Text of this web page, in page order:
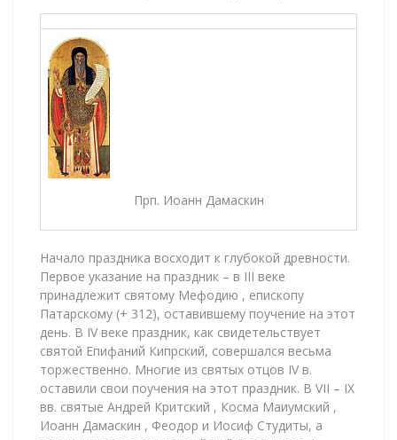
Прп. Иоанн Дамаскин
Начало праздника восходит к глубокой древности.
Первое указание на праздник – в III веке
принадлежит святому Мефодию , епископу
Патарскому (+ 312), оставившему поучение на этот
день. В IV веке праздник, как свидетельствует
святой Епифаний Кипрский, совершался весьма
торжественно. Многие из святых отцов IV в.
оставили свои поучения на этот праздник. В VII – IX
вв. святые Андрей Критский , Косма Маиумский ,
Иоанн Дамаскин , Феодор и Иосиф Студиты, а